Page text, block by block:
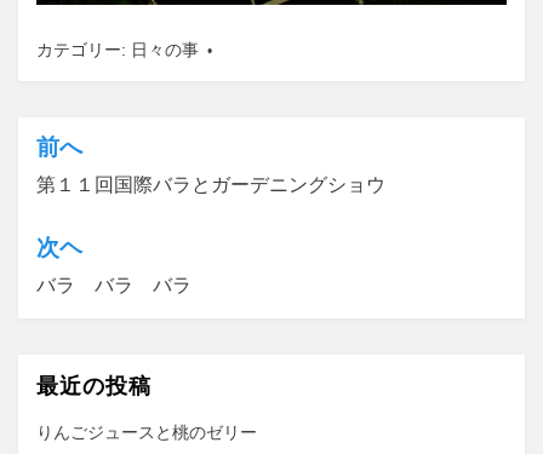
カテゴリー: 日々の事
投
稿
ナ
ビ
シ
ョ
前へ
第１１回国際バラとガーデニングショウ
次ヘ
バラ バラ バラ
最近の投稿
りんごジュースと桃のゼリー